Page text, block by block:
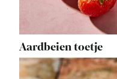
Aardbeien toetje